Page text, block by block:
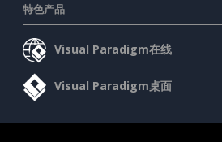
特色产品
Visual Paradigm在线
Visual Paradigm桌面